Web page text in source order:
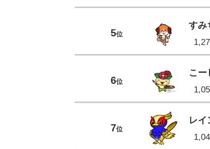
5位
すみ
6位
こー
7位
レイ